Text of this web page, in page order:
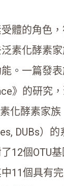
體的角色
素化酵素
。一篇發
》的研究
化酵素家族
DUBs）的
12個OTU
11個具有